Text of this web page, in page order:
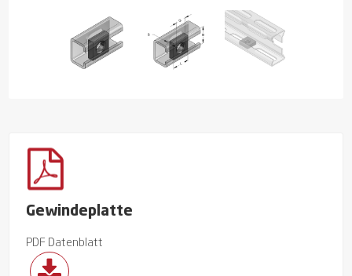
Gewindeplatte
PDF Datenblatt